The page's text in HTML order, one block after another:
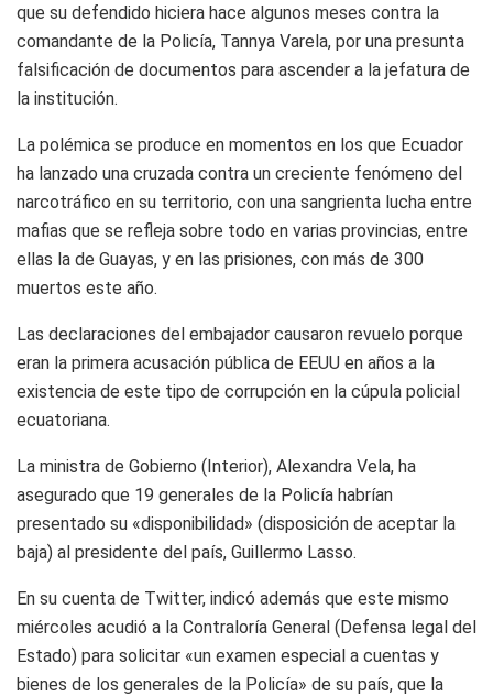
que su defendido hiciera hace algunos meses contra la
comandante de la Policía, Tannya Varela, por una presunta
falsificación de documentos para ascender a la jefatura de
la institución.
La polémica se produce en momentos en los que Ecuador
ha lanzado una cruzada contra un creciente fenómeno del
narcotráfico en su territorio, con una sangrienta lucha entre
mafias que se refleja sobre todo en varias provincias, entre
ellas la de Guayas, y en las prisiones, con más de 300
muertos este año.
Las declaraciones del embajador causaron revuelo porque
eran la primera acusación pública de EEUU en años a la
existencia de este tipo de corrupción en la cúpula policial
ecuatoriana.
La ministra de Gobierno (Interior), Alexandra Vela, ha
asegurado que 19 generales de la Policía habrían
presentado su «disponibilidad» (disposición de aceptar la
baja) al presidente del país, Guillermo Lasso.
En su cuenta de Twitter, indicó además que este mismo
miércoles acudió a la Contraloría General (Defensa legal del
Estado) para solicitar «un examen especial a cuentas y
bienes de los generales de la Policía» de su país, que la